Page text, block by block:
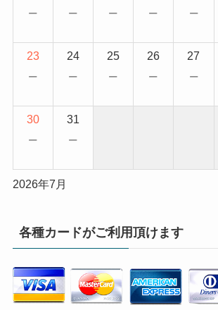
− − − − −
23
−
24
−
25
−
26
−
27
−
30
−
31
−
2026年7月
各種カードがご利用頂けます